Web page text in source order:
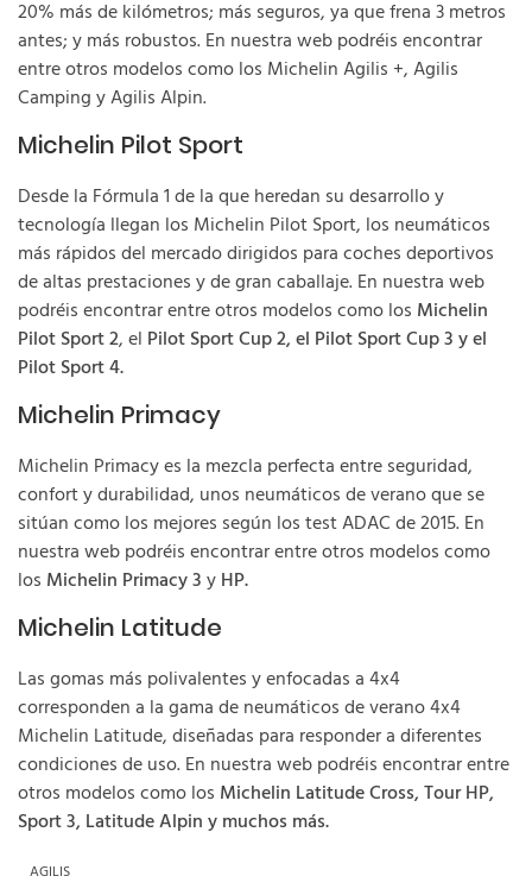
20% más de kilómetros; más seguros, ya que frena 3 metros
antes; y más robustos. En nuestra web podréis encontrar
entre otros modelos como los Michelin Agilis +, Agilis
Camping y Agilis Alpin.
Michelin Pilot Sport
Desde la Fórmula 1 de la que heredan su desarrollo y
tecnología llegan los Michelin Pilot Sport, los neumáticos
más rápidos del mercado dirigidos para coches deportivos
de altas prestaciones y de gran caballaje. En nuestra web
podréis encontrar entre otros modelos como los Michelin
Pilot Sport 2, el Pilot Sport Cup 2, el Pilot Sport Cup 3 y el
Pilot Sport 4.
Michelin Primacy
Michelin Primacy es la mezcla perfecta entre seguridad,
confort y durabilidad, unos neumáticos de verano que se
sitúan como los mejores según los test ADAC de 2015. En
nuestra web podréis encontrar entre otros modelos como
los Michelin Primacy 3yHP.
Michelin Latitude
Las gomas más polivalentes y enfocadas a 4x4
corresponden a la gama de neumáticos de verano 4x4
Michelin Latitude, diseñadas para responder a diferentes
condiciones de uso. En nuestra web podréis encontrar entre
otros modelos como los Michelin Latitude Cross, Tour HP,
Sport 3, Latitude Alpin y muchos más.
AGILIS